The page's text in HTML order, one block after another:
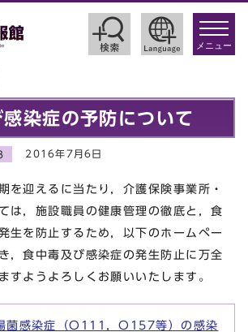
toggle
メニュー
染症の予防について
2016年7月6日
を迎えるに当たり，介護保険事業所・
は，施設職員の健康管理の徹底と，食
生を防止するため，以下のホームペー
，食中毒及び感染症の発生防止に万全
すようよろしくお願いいたします。
菌感染症（O111，O157等）の感染